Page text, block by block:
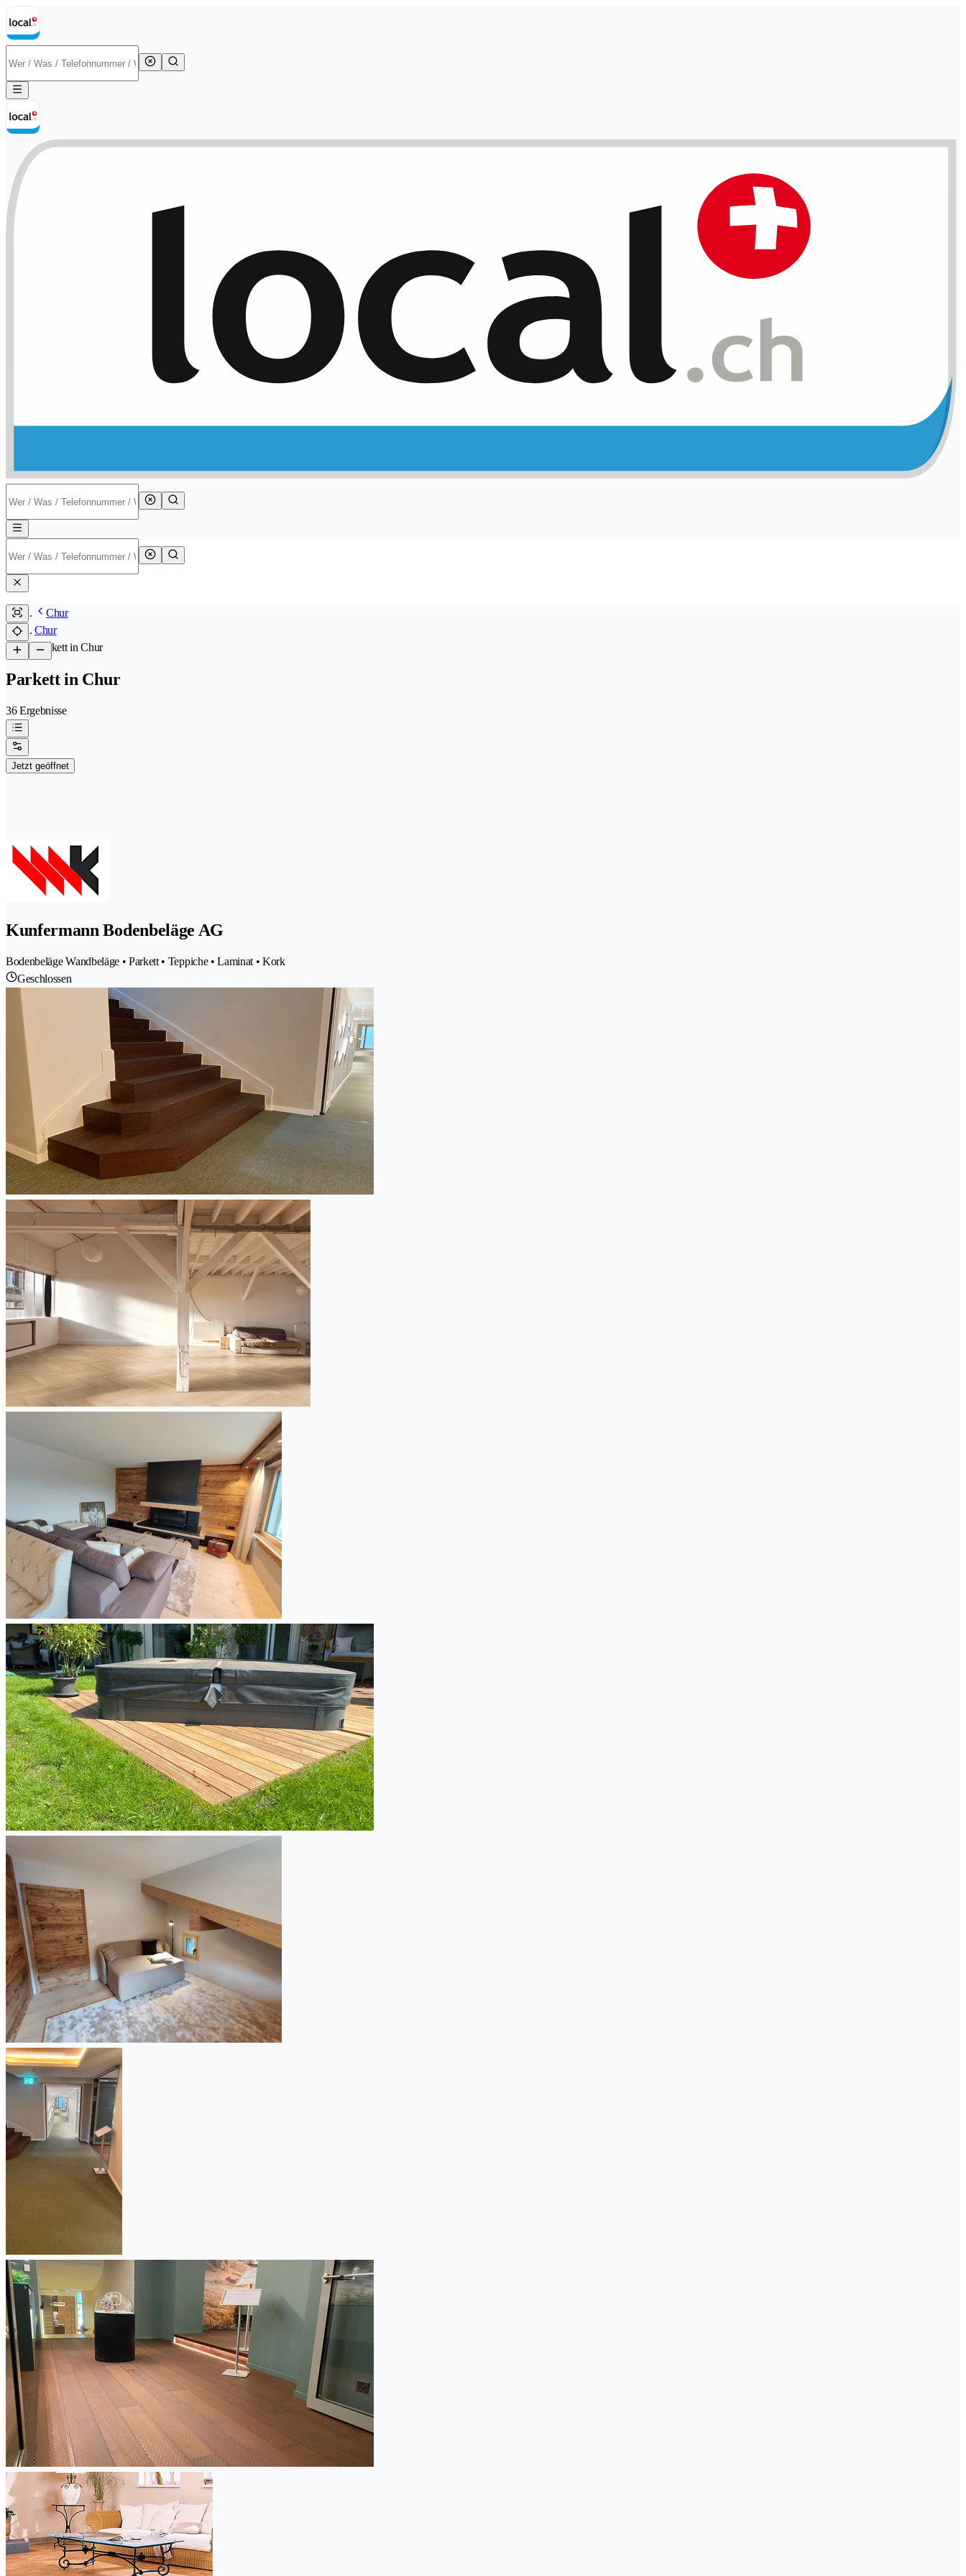
Chur
Chur
/Parkett in Chur
Parkett in Chur
36 Ergebnisse
Jetzt geöffnet
Kunfermann Bodenbeläge AG
Bodenbeläge Wandbeläge • Parkett • Teppiche • Laminat • Kork
Geschlossen